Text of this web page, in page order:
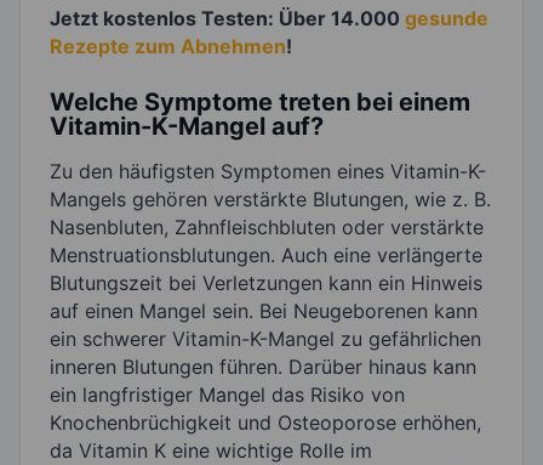
Jetzt kostenlos Testen: Über 14.000 gesunde
Rezepte zum Abnehmen!
Welche Symptome treten bei einem
Vitamin-K-Mangel auf?
Zu den häufigsten Symptomen eines Vitamin-K-
Mangels gehören verstärkte Blutungen, wie z. B.
Nasenbluten, Zahnfleischbluten oder verstärkte
Menstruationsblutungen. Auch eine verlängerte
Blutungszeit bei Verletzungen kann ein Hinweis
auf einen Mangel sein. Bei Neugeborenen kann
ein schwerer Vitamin-K-Mangel zu gefährlichen
inneren Blutungen führen. Darüber hinaus kann
ein langfristiger Mangel das Risiko von
Knochenbrüchigkeit und Osteoporose erhöhen,
da Vitamin K eine wichtige Rolle im